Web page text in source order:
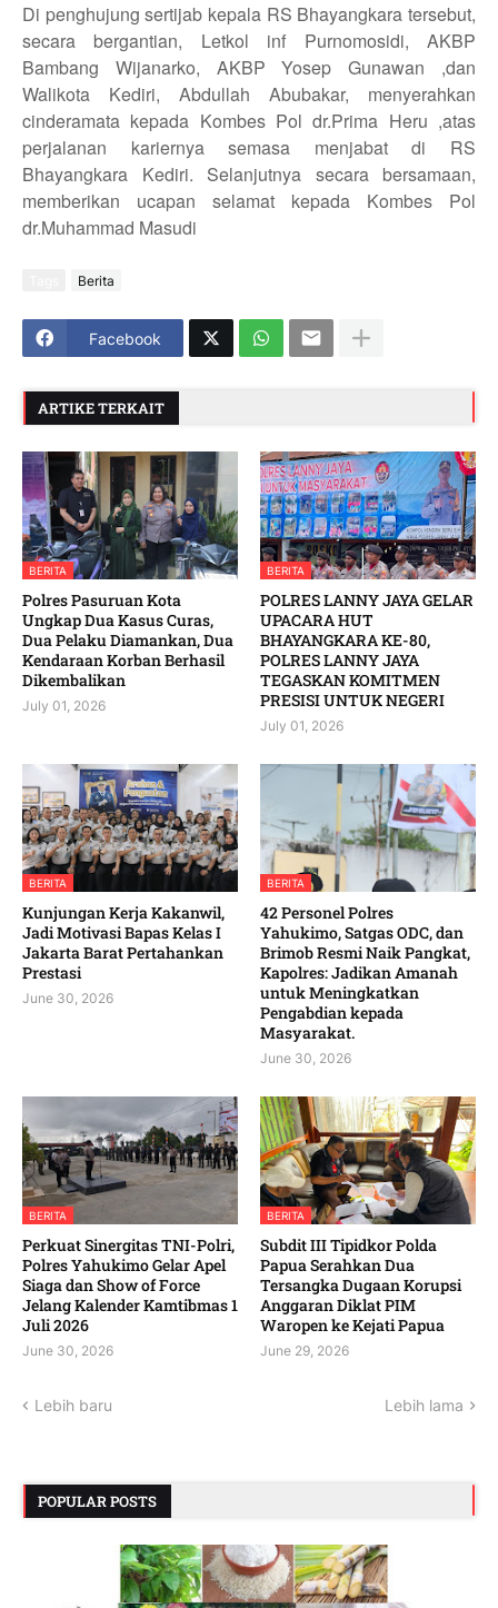
Di penghujung sertijab kepala RS Bhayangkara tersebut,
secara bergantian, Letkol inf Purnomosidi, AKBP
Bambang Wijanarko, AKBP Yosep Gunawan ,dan
Walikota Kediri, Abdullah Abubakar, menyerahkan
cinderamata kepada Kombes Pol dr.Prima Heru ,atas
perjalanan kariernya semasa menjabat di RS
Bhayangkara Kediri. Selanjutnya secara bersamaan,
memberikan ucapan selamat kepada Kombes Pol
dr.Muhammad Masudi
Berita
Facebook
ARTIKE TERKAIT
BERITA
Polres Pasuruan Kota
Ungkap Dua Kasus Curas,
Dua Pelaku Diamankan, Dua
Kendaraan Korban Berhasil
Dikembalikan
July 01, 2026
BERITA
POLRES LANNY JAYA GELAR
UPACARA HUT
BHAYANGKARA KE-80,
POLRES LANNY JAYA
TEGASKAN KOMITMEN
PRESISI UNTUK NEGERI
July 01, 2026
BERITA
Kunjungan Kerja Kakanwil,
Jadi Motivasi Bapas Kelas I
Jakarta Barat Pertahankan
Prestasi
June 30, 2026
BERITA
42 Personel Polres
Yahukimo, Satgas ODC, dan
Brimob Resmi Naik Pangkat,
Kapolres: Jadikan Amanah
untuk Meningkatkan
Pengabdian kepada
Masyarakat. ‎
June 30, 2026
BERITA
‎Perkuat Sinergitas TNI-Polri,
Polres Yahukimo Gelar Apel
Siaga dan Show of Force
Jelang Kalender Kamtibmas 1
Juli 2026 ‎ ‎
June 30, 2026
BERITA
Subdit III Tipidkor Polda
Papua Serahkan Dua
Tersangka Dugaan Korupsi
Anggaran Diklat PIM
Waropen ke Kejati Papua
June 29, 2026
Lebih baru Lebih lama
POPULAR POSTS